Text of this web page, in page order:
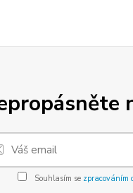
Souhlasím se zpracováním